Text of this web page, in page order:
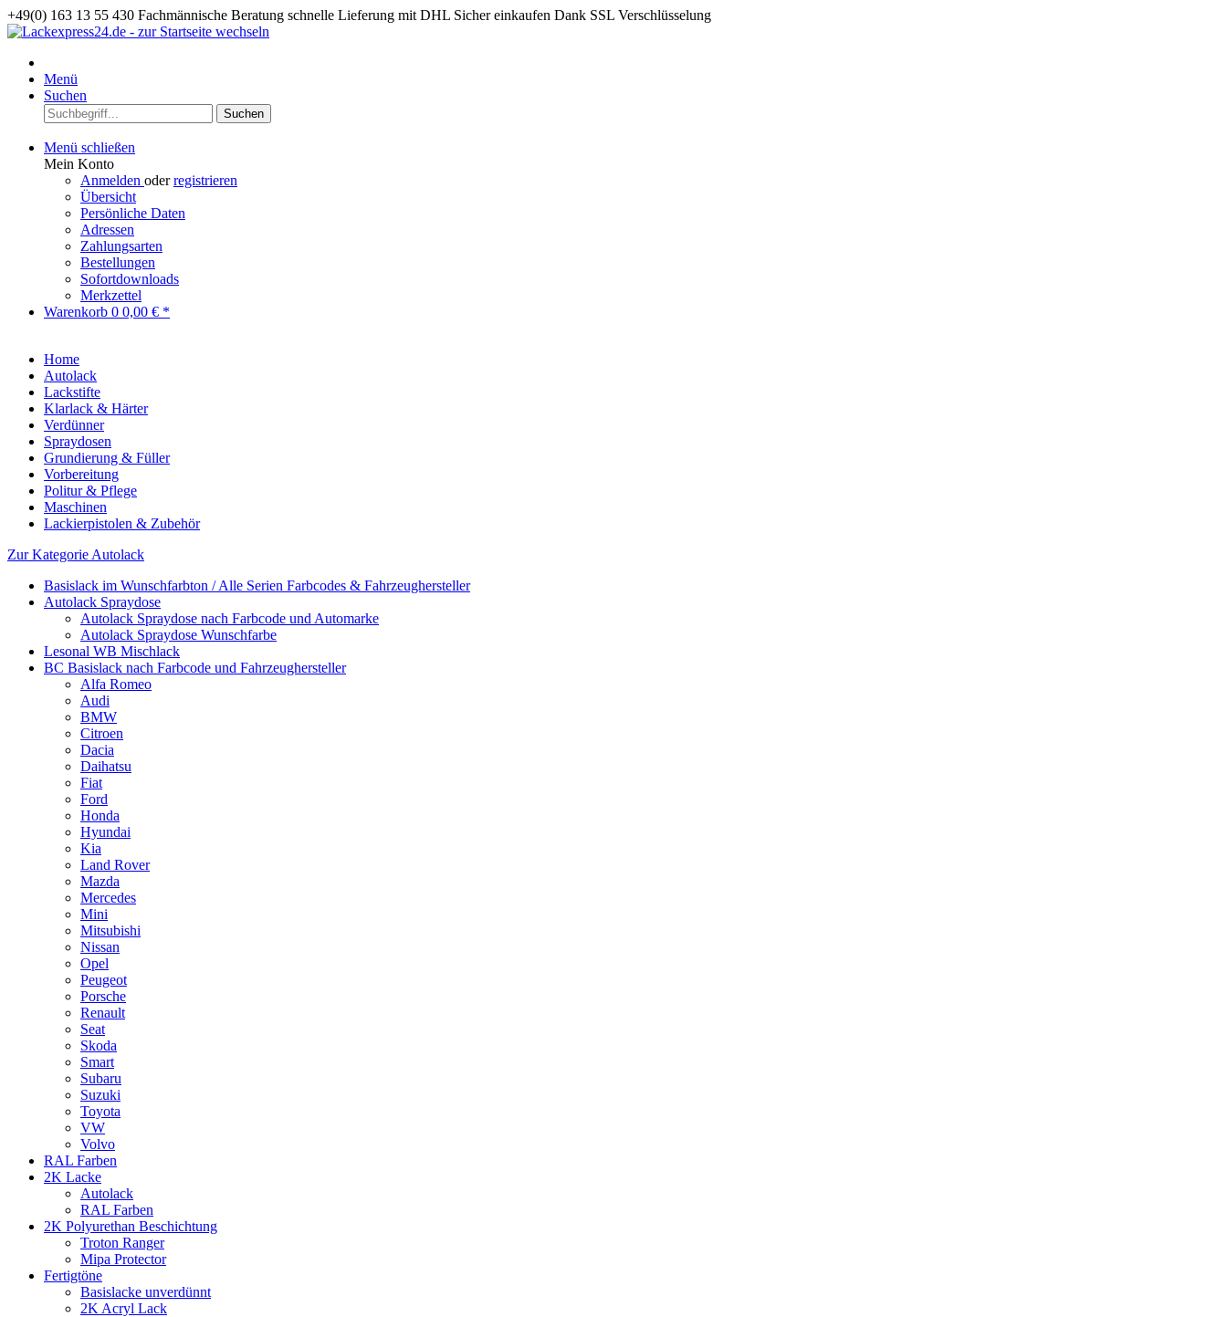
+49(0) 163 13 55 430 Fachmännische Beratung schnelle Lieferung mit DHL Sicher einkaufen Dank SSL Verschlüsselung
Menü
Suchen
Suchen
Menü schließen
Mein Konto
Anmelden oderregistrieren
Übersicht
Persönliche Daten
Adressen
Zahlungsarten
Bestellungen
Sofortdownloads
Merkzettel
Warenkorb 0 0,00 € *
Home
Autolack
Lackstifte
Klarlack & Härter
Verdünner
Spraydosen
Grundierung & Füller
Vorbereitung
Politur & Pflege
Maschinen
Lackierpistolen & Zubehör
Zur Kategorie Autolack
Basislack im Wunschfarbton / Alle Serien Farbcodes & Fahrzeughersteller
Autolack Spraydose
Autolack Spraydose nach Farbcode und Automarke
Autolack Spraydose Wunschfarbe
Lesonal WB Mischlack
BC Basislack nach Farbcode und Fahrzeughersteller
Alfa Romeo
Audi
BMW
Citroen
Dacia
Daihatsu
Fiat
Ford
Honda
Hyundai
Kia
Land Rover
Mazda
Mercedes
Mini
Mitsubishi
Nissan
Opel
Peugeot
Porsche
Renault
Seat
Skoda
Smart
Subaru
Suzuki
Toyota
VW
Volvo
RAL Farben
2K Lacke
Autolack
RAL Farben
2K Polyurethan Beschichtung
Troton Ranger
Mipa Protector
Fertigtöne
Basislacke unverdünnt
2K Acryl Lack